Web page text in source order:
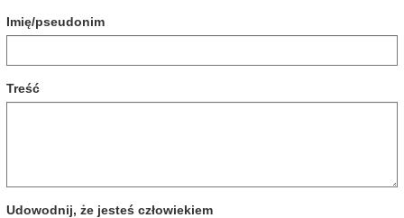
Imię/pseudonim
Treść
Udowodnij, że jesteś człowiekiem